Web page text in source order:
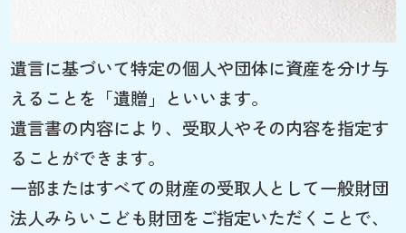
遺言に基づいて特定の個人や団体に資産を分け与
えることを「遺贈」といいます。
遺言書の内容により、受取人やその内容を指定す
ることができます。
一部またはすべての財産の受取人として一般財団
法人みらいこども財団をご指定いただくことで、